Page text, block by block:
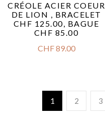
CRÉOLE ACIER COEUR
DE LION , BRACELET
CHF 125.00, BAGUE
CHF 85.00
CHF89.00
1 2 3